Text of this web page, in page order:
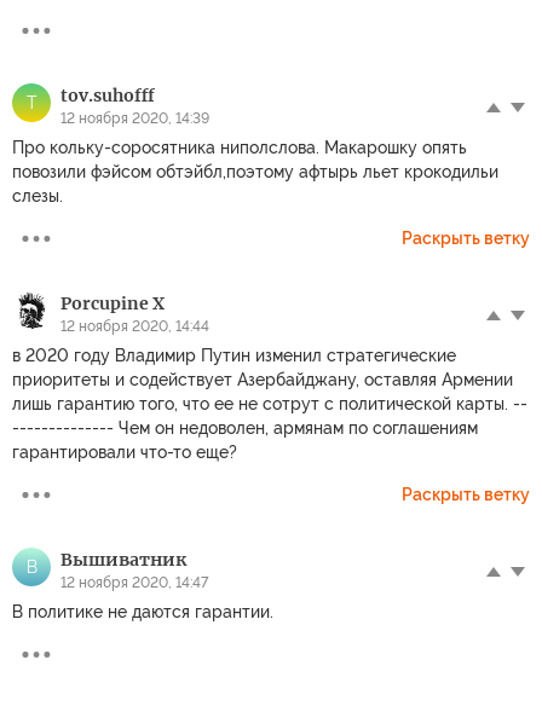
T tov.suhofff
12 ноября 2020, 14:39
Про кольку-соросятника ниполслова. Макарошку опять
повозили фэйсом обтэйбл,поэтому афтырь льет крокодильи
слезы.
Раскрыть ветку
Porcupine X
12 ноября 2020, 14:44
в 2020 году Владимир Путин изменил стратегические
приоритеты и содействует Азербайджану, оставляя Армении
лишь гарантию того, что ее не сотрут с политической карты. --
-------------- Чем он недоволен, армянам по соглашениям
гарантировали что-то еще?
Раскрыть ветку
В Вышиватник
12 ноября 2020, 14:47
В политике не даются гарантии.